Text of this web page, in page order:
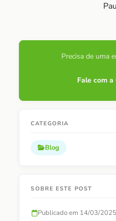
Precisa de uma
Fale com a
CATEGORIA
Blog
SOBRE ESTE POST
Publicado em 14/03/2025